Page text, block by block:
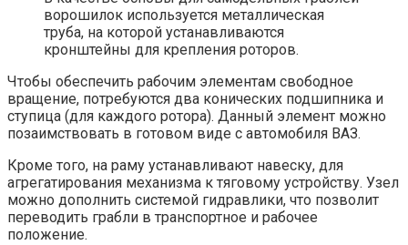
ворошилок используется металлическая
труба, на которой устанавливаются
кронштейны для крепления роторов.
Чтобы обеспечить рабочим элементам свободное
вращение, потребуются два конических подшипника и
ступица (для каждого ротора). Данный элемент можно
позаимствовать в готовом виде с автомобиля ВАЗ.
Кроме того, на раму устанавливают навеску, для
агрегатирования механизма к тяговому устройству. Узел
можно дополнить системой гидравлики, что позволит
переводить грабли в транспортное и рабочее
положение.